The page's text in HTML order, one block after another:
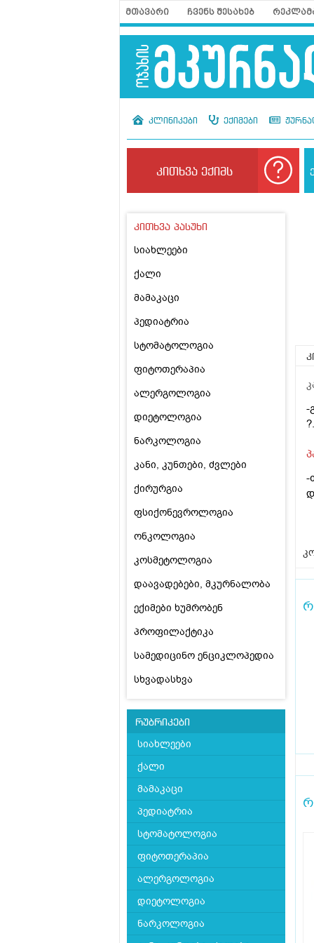
მთავარი ჩვენს შესახებ
კლინიკები ექიმები
კითხვა ექიმს
კითხვა პასუხი
სიახლეები
ქალი
მამაკაცი
პედიატრია
სტომატოლოგია
ფიტოთერაპია
ალერგოლოგია
დიეტოლოგია
ნარკოლოგია
კანი, კუნთები, ძვლები
ქირურგია
ფსიქონევროლოგია
ონკოლოგია
კოსმეტოლოგია
დაავადებები, მკურნალობა
ექიმები ხუმრობენ
პროფილაქტიკა
სამედიცინო ენციკლოპედია
სხვადასხვა
რუბრიკები
სიახლეები
ქალი
მამაკაცი
პედიატრია
სტომატოლოგია
ფიტოთერაპია
ალერგოლოგია
დიეტოლოგია
ნარკოლოგია
-
-